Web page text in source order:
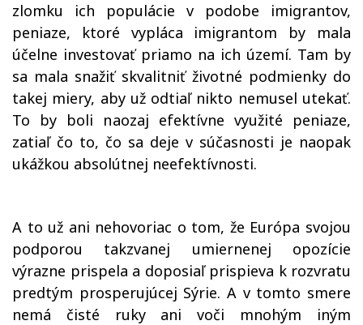
zlomku ich populácie v podobe imigrantov,
peniaze, ktoré vypláca imigrantom by mala
účelne investovať priamo na ich území. Tam by
sa mala snažiť skvalitniť životné podmienky do
takej miery, aby už odtiaľ nikto nemusel utekať.
To by boli naozaj efektívne využité peniaze,
zatiaľ čo to, čo sa deje v súčasnosti je naopak
ukážkou absolútnej neefektívnosti.
A to už ani nehovoriac o tom, že Európa svojou
podporou takzvanej umiernenej opozície
výrazne prispela a doposiaľ prispieva k rozvratu
predtým prosperujúcej Sýrie. A v tomto smere
nemá čisté ruky ani voči mnohým iným